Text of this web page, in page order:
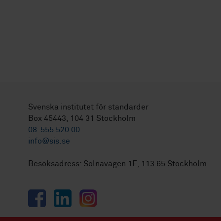
Svenska institutet för standarder
Box 45443, 104 31 Stockholm
08-555 520 00
info@sis.se
Besöksadress: Solnavägen 1E, 113 65 Stockholm
FacebookLinkedInInstagram